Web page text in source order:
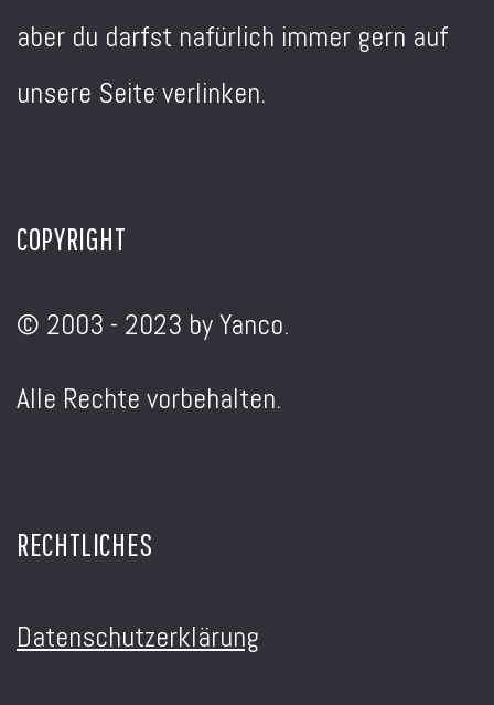
aber du darfst nafürlich immer gern auf
unsere Seite verlinken.
COPYRIGHT
© 2003 - 2023 by Yanco.
Alle Rechte vorbehalten.
RECHTLICHES
Datenschutzerklärung